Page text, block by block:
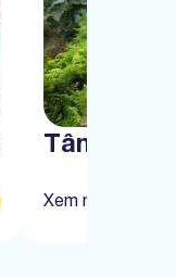
Tân Thành
Xem ngay